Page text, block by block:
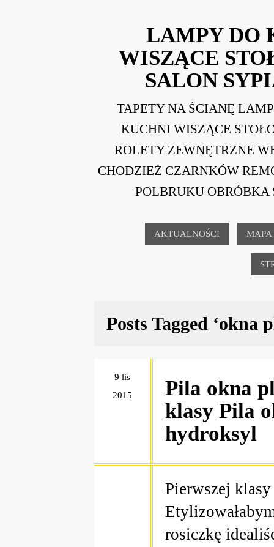
LAMPY DO
WISZĄCE
SALON
TAPETY NA ŚCIANĘ
KUCHNI WISZĄCE
ROLETY ZEWNĘTRZNE
CHODZIEŻ CZARNKÓW
POLBRUKU
AKTUALNOŚCI MAPA
Posts Tagged ‘okna
9 lis
2015
Pila okna
klasy Pila
hydroksyl
Pierwszej
rosiczkę